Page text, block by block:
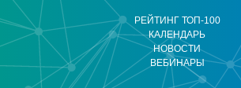
РЕЙТИНГ ТОП-100
КАЛЕНДАРЬ
НОВОСТИ
ВЕБИНАРЫ